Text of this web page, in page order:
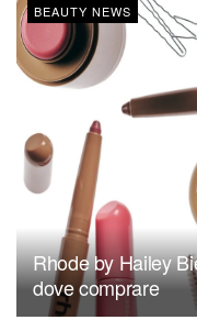
BEAUTY NEWS
Rhode by Hailey
dove comprare